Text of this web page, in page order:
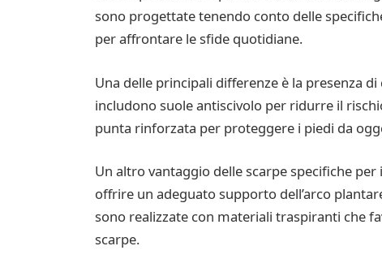
sono progettate tenendo conto delle
per affrontare le sfide quotidiane.
Una delle principali differenze è la presenza
includono suole antiscivolo per ridurre il
punta rinforzata per proteggere i piedi da
Un altro vantaggio delle scarpe specifiche
offrire un adeguato supporto dell’arco
sono realizzate con materiali traspiranti che
scarpe.